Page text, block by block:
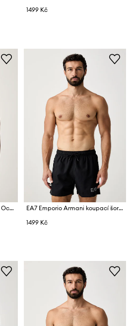
1499 Kč
BOSS koupací šortky pánské Octopus
EA7 Emporio Armani koupací šortky pánské
1499 Kč